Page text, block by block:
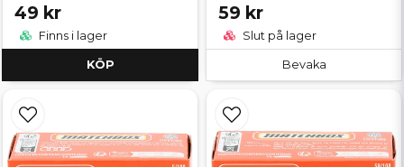
49 kr
Finns i lager
KÖP
59 kr
Slut på lager
Bevaka